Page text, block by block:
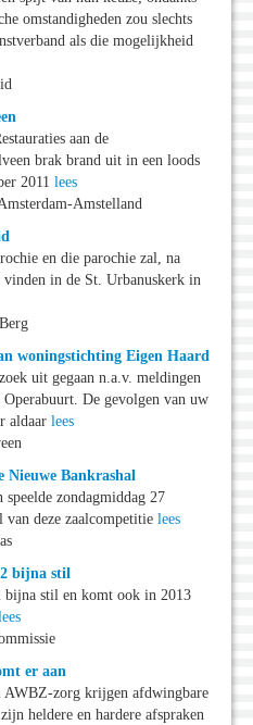
omstandigheden zou slechts
als die mogelijkheid
aan de
brak brand uit in een loods
2011 lees
Amstelland
en die parochie zal, na
in de St. Urbanuskerk in
woningstichting Eigen Haard
uit gegaan n.a.v. meldingen
De gevolgen van uw
aldaar lees
Nieuwe Bankrashal
zondagmiddag 27
van deze zaalcompetitie lees
bijna stil
stil en komt ook in 2013
er aan
AWBZ-zorg krijgen afdwingbare
heldere en hardere afspraken